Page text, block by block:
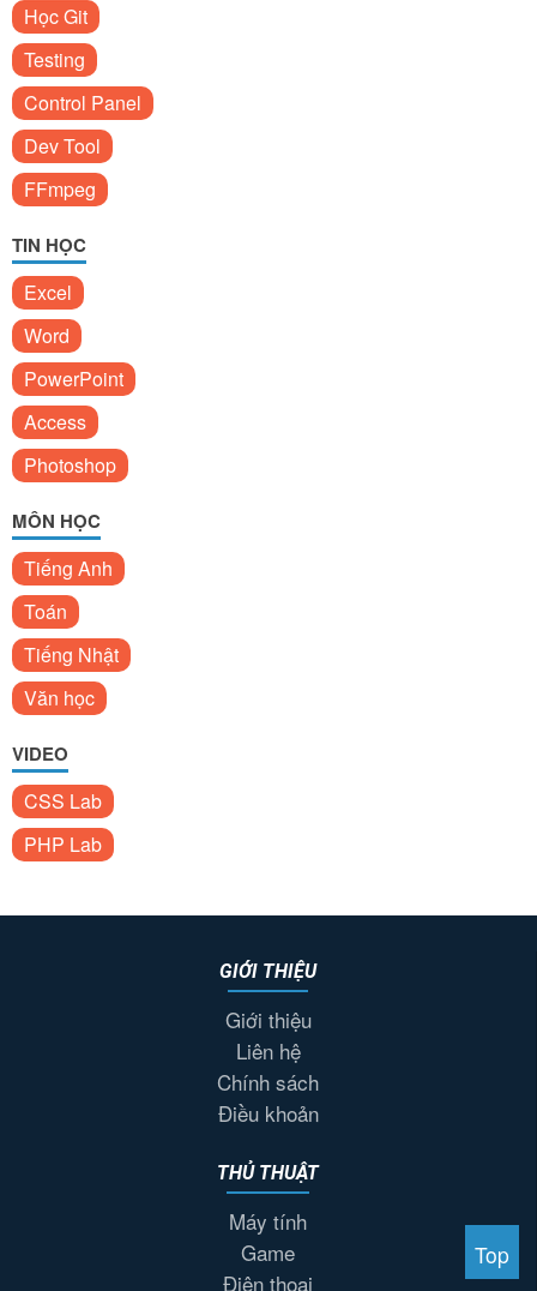
Học Git
Testing
Control Panel
Dev Tool
FFmpeg
TIN HỌC
Excel
Word
PowerPoint
Access
Photoshop
MÔN HỌC
Tiếng Anh
Toán
Tiếng Nhật
Văn học
VIDEO
CSS Lab
PHP Lab
GIỚI THIỆU
Giới thiệu
Liên hệ
Chính sách
Điều khoản
THỦ THUẬT
Máy tính
Game
Điện thoại
Top